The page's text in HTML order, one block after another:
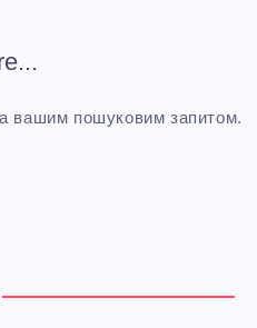
вашим пошуковим запитом.